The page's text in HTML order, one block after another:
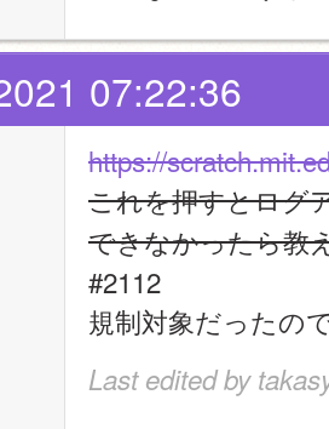
07:22:36
https://
これを押すとログ
できなかったら教
#2112
規制対象だったの
Last edited by